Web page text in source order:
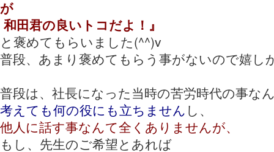
が
和田君の良いトコだよ！』
と褒めてもらいました(^^)v
普段、あまり褒めてもらう事がないので嬉し
普段は、社長になった当時の苦労時代の事な
考えても何の役にも立ちません し、
他人に話す事なんて全くありませんが、
もし、先生のご希望とあれば